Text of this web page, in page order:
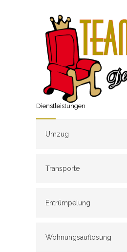
Dienstleistungen
Umzug
Transporte
Entrümpelung
Wohnungsauflösung